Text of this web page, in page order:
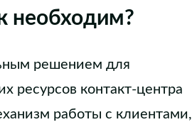
необходим?
решением для
ресурсов контакт-центра
работы с клиентами,